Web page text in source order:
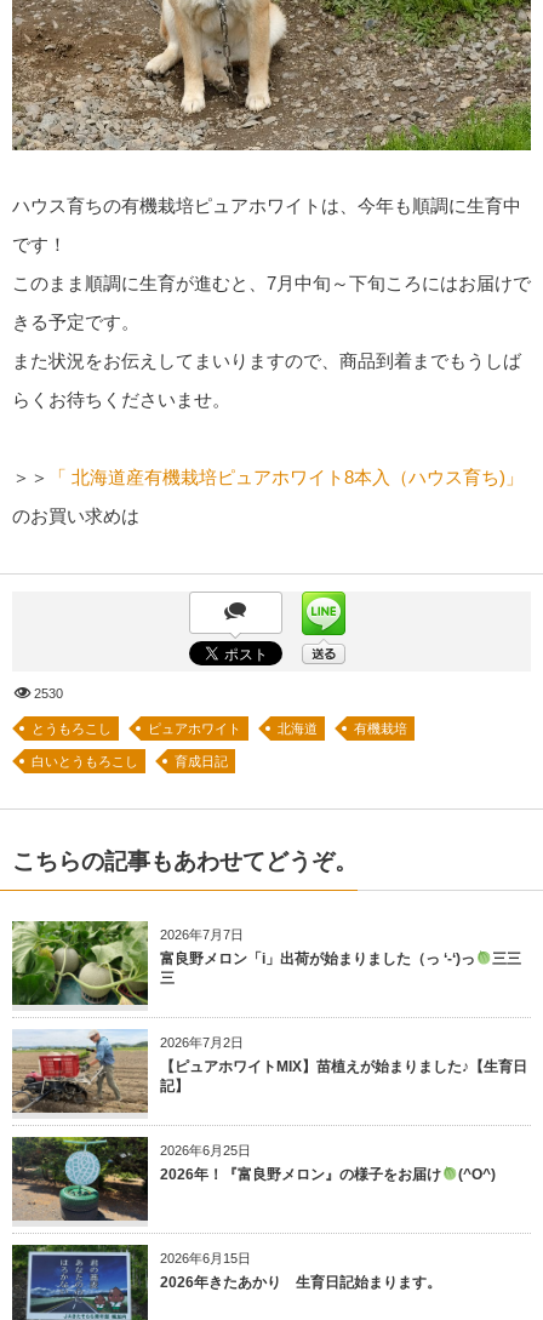
ハウス育ちの有機栽培ピュアホワイトは、今年も順調に生育中
です！
このまま順調に生育が進むと、7月中旬～下旬ころにはお届けで
きる予定です。
また状況をお伝えしてまいりますので、商品到着までもうしば
らくお待ちくださいませ。
＞＞
「 北海道産有機栽培ピュアホワイト8本入（ハウス育ち)」
のお買い求めは
2530
とうもろこし ピュアホワイト 北海道 有機栽培
白いとうもろこし 育成日記
こちらの記事もあわせてどうぞ。
2026年7月7日
富良野メロン「i」出荷が始まりました（っ ‘-‘)っ
三三
三
2026年7月2日
【ピュアホワイトMIX】苗植えが始まりました♪【生育日
記】
2026年6月25日
2026年！『富良野メロン』の様子をお届け (^O^)
2026年6月15日
2026年きたあかり 生育日記始まります。